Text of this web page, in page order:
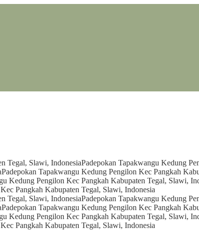
Tegal, Slawi, IndonesiaPadepokan Tapakwangu Kedung
Padepokan Tapakwangu Kedung Pengilon Kec Pangkah
Kedung Pengilon Kec Pangkah Kabupaten Tegal, Slawi,
Pangkah Kabupaten Tegal, Slawi, Indonesia
Tegal, Slawi, IndonesiaPadepokan Tapakwangu Kedung
Padepokan Tapakwangu Kedung Pengilon Kec Pangkah
Kedung Pengilon Kec Pangkah Kabupaten Tegal, Slawi,
Pangkah Kabupaten Tegal, Slawi, Indonesia